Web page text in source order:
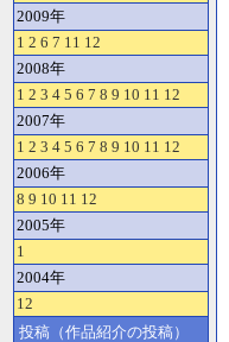
2009年
1 2 6 7 11 12
2008年
1 2 3 4 5 6 7 8 9 10 11 12
2007年
1 2 3 4 5 6 7 8 9 10 11 12
2006年
8 9 10 11 12
2005年
1
2004年
12
投稿（作品紹介の投稿）